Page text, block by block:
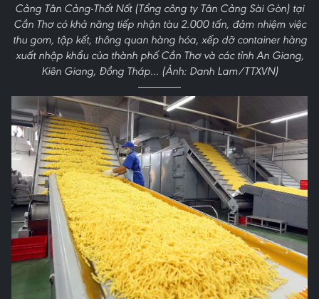
Cảng Tân Cảng-Thốt Nốt (Tổng công ty Tân Cảng Sài Gòn) tại
Cần Thơ có khả năng tiếp nhận tàu 2.000 tấn, đảm nhiệm việc
thu gom, tập kết, thông quan hàng hóa, xếp dỡ container hàng
xuất nhập khẩu của thành phố Cần Thơ và các tỉnh An Giang,
Kiên Giang, Đồng Tháp... (Ảnh: Danh Lam/TTXVN)